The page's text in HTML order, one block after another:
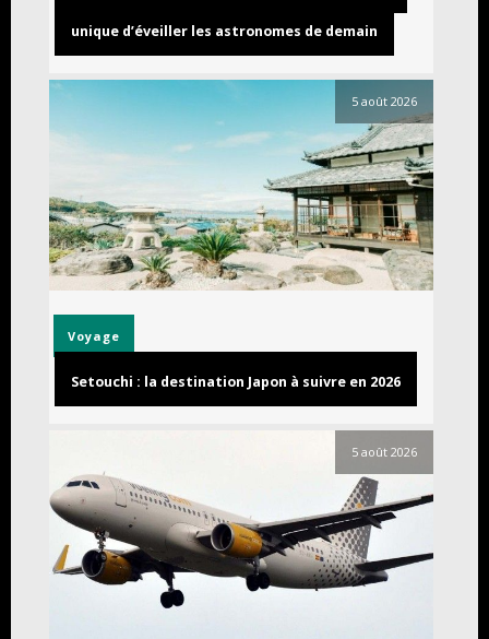
unique d’éveiller les astronomes de demain
5 août 2026
Voyage
Setouchi : la destination Japon à suivre en 2026
5 août 2026